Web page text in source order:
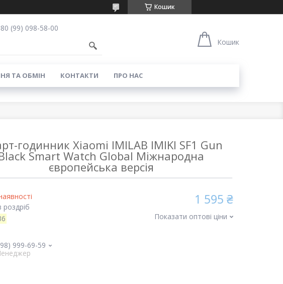
Кошик
(99) 098-58-00
Кошик
ТА ОБМІН КОНТАКТИ ПРО НАС
годинник Xiaomi IMILAB IMIKI SF1 Gun
Smart Watch Global Міжнародна
європейська версія
роздріб
1 595 ₴
Показати оптові ціни
999-69-59